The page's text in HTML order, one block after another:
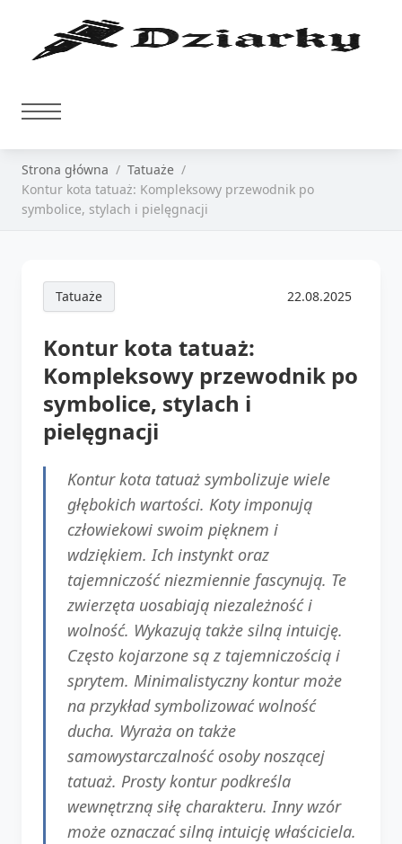
Strona główna
Tatuaże
Kontur kota tatuaż: Kompleksowy przewodnik po
symbolice, stylach i pielęgnacji
Tatuaże 22.08.2025
Kontur kota tatuaż:
Kompleksowy przewodnik po
symbolice, stylach i
pielęgnacji
Kontur kota tatuaż symbolizuje wiele
głębokich wartości. Koty imponują
człowiekowi swoim pięknem i
wdziękiem. Ich instynkt oraz
tajemniczość niezmiennie fascynują. Te
zwierzęta uosabiają niezależność i
wolność. Wykazują także silną intuicję.
Często kojarzone są z tajemniczością i
sprytem. Minimalistyczny kontur może
na przykład symbolizować wolność
ducha. Wyraża on także
samowystarczalność osoby noszącej
tatuaż. Prosty kontur podkreśla
wewnętrzną siłę charakteru. Inny wzór
może oznaczać silną intuicję właściciela.